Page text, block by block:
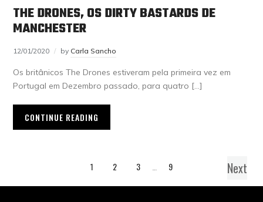
THE DRONES, OS DIRTY BASTARDS DE
MANCHESTER
12/01/2020 by Carla Sancho
Os britânicos The Drones estiveram pela primeira vez em
Portugal em Dezembro passado, para quatro […]
CONTINUE READING
1 2 3 9 Next